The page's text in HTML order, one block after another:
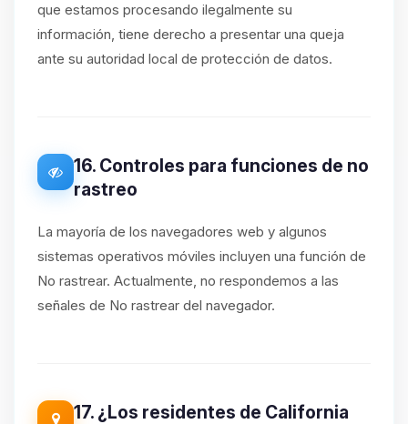
que estamos procesando ilegalmente su
información, tiene derecho a presentar una queja
ante su autoridad local de protección de datos.
16. Controles para funciones de no
rastreo
La mayoría de los navegadores web y algunos
sistemas operativos móviles incluyen una función de
No rastrear. Actualmente, no respondemos a las
señales de No rastrear del navegador.
17. ¿Los residentes de California